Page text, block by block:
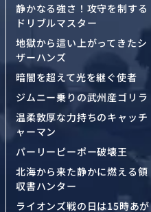
静かなる強さ！攻守を制する
ドリブルマスター
地獄から這い上がってきたシ
ザーハンズ
暗闇を超えて光を継ぐ使者
ジムニー乗りの武州産ゴリラ
温柔敦厚な力持ちのキャッチ
ャーマン
パーリーピーポー破壊王
北海から来た静かに燃える領
収書ハンター
ライオンズ戦の日は15時あが